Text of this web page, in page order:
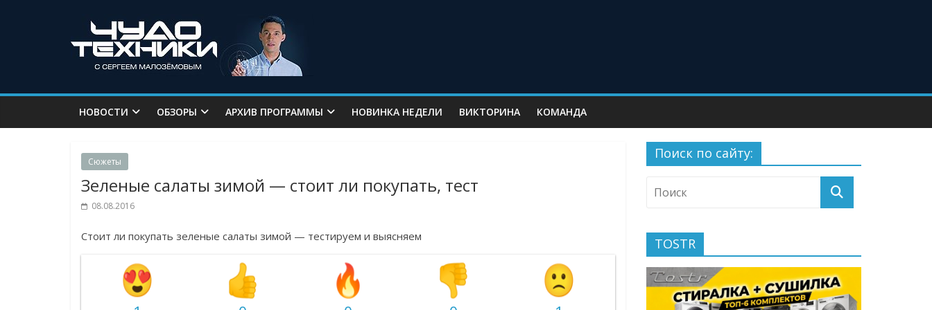
НОВОСТИ ОБЗОРЫ АРХИВ ПРОГРАММЫ НОВИНКА НЕДЕЛИ ВИКТОРИНА КОМАНДА
Сюжеты
Зеленые салаты зимой — стоит ли покупать, тест
08.08.2016
Стоит ли покупать зеленые салаты зимой — тестируем и выясняем
Поиск по сайту:
TOSTR